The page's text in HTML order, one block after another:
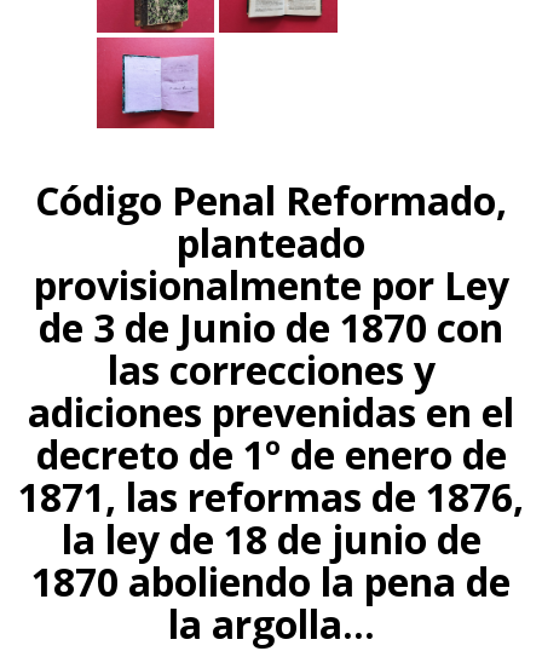
Código Penal Reformado,
planteado
provisionalmente por Ley
de 3 de Junio de 1870 con
las correcciones y
adiciones prevenidas en el
decreto de 1º de enero de
1871, las reformas de 1876,
la ley de 18 de junio de
1870 aboliendo la pena de
la argolla...